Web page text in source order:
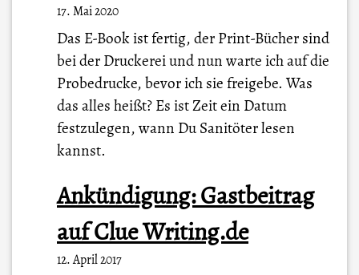
17. Mai 2020
Das E-Book ist fertig, der Print-Bücher sind
bei der Druckerei und nun warte ich auf die
Probedrucke, bevor ich sie freigebe. Was
das alles heißt? Es ist Zeit ein Datum
festzulegen, wann Du Sanitöter lesen
kannst.
Ankündigung: Gastbeitrag
auf Clue Writing.de
12. April 2017